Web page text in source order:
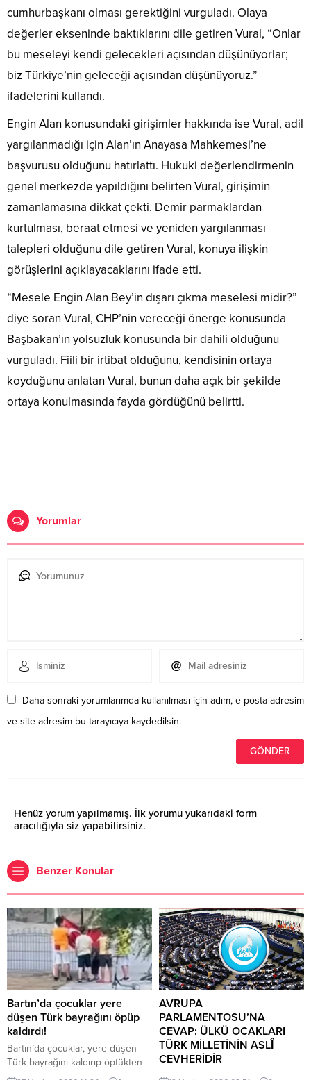
cumhurbaşkanı olması gerektiğini vurguladı. Olaya
değerler ekseninde baktıklarını dile getiren Vural, “Onlar
bu meseleyi kendi gelecekleri açısından düşünüyorlar;
biz Türkiye’nin geleceği açısından düşünüyoruz.”
ifadelerini kullandı.
Engin Alan konusundaki girişimler hakkında ise Vural, adil
yargılanmadığı için Alan’ın Anayasa Mahkemesi’ne
başvurusu olduğunu hatırlattı. Hukuki değerlendirmenin
genel merkezde yapıldığını belirten Vural, girişimin
zamanlamasına dikkat çekti. Demir parmaklardan
kurtulması, beraat etmesi ve yeniden yargılanması
talepleri olduğunu dile getiren Vural, konuya ilişkin
görüşlerini açıklayacaklarını ifade etti.
“Mesele Engin Alan Bey’in dışarı çıkma meselesi midir?”
diye soran Vural, CHP’nin vereceği önerge konusunda
Başbakan’ın yolsuzluk konusunda bir dahili olduğunu
vurguladı. Fiili bir irtibat olduğunu, kendisinin ortaya
koyduğunu anlatan Vural, bunun daha açık bir şekilde
ortaya konulmasında fayda gördüğünü belirtti.
Yorumlar
Daha sonraki yorumlarımda kullanılması için adım, e-posta adresim
ve site adresim bu tarayıcıya kaydedilsin.
Henüz yorum yapılmamış. İlk yorumu yukarıdaki form
aracılığıyla siz yapabilirsiniz.
Benzer Konular
Bartın’da çocuklar yere
düşen Türk bayrağını öpüp
kaldırdı!
Bartın’da çocuklar, yere düşen
Türk bayrağını kaldırıp öptükten
sonra gelen itfaiye ekiplerinin de
AVRUPA
PARLAMENTOSU’NA
CEVAP: ÜLKÜ OCAKLARI
TÜRK MİLLETİNİN ASLÎ
CEVHERİDİR
MHP milletvekili Prof. Dr. İlyas